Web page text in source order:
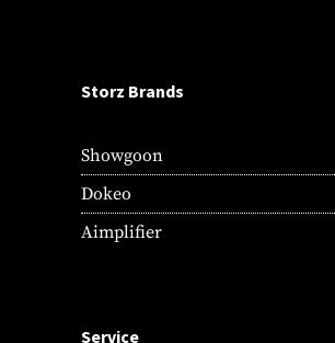
Storz Brands
Showgoon
Dokeo
Aimplifier
Service